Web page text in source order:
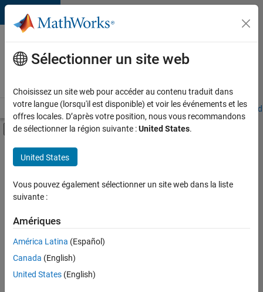
Passer au contenu
Votre
carrière
chez
Accueil Explorer nos opportunités Adresses de nos bureaux
Activer/désactiver l'affichage du menu
Contenu principal
FILTRER PAR
Ventes pour l'éducation
Opérations commerciales
Services marketing
Actuellement,
aucune
offre
d'emploi
Sélectionner un site web
Choisissez un site web pour accéder au contenu traduit dans
votre langue (lorsqu'il est disponible) et voir les événements et les
offres locales. D’après votre position, nous vous recommandons
de sélectionner la région suivante :United States.
United States
Vous pouvez également sélectionner un site web dans la liste
suivante :
Amériques
América Latina (Español)
Canada (English)
United States (English)